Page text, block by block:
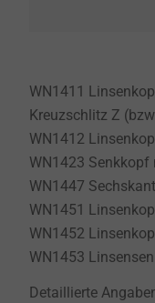
WN1411
Kreuzschlitz Z
WN1412
WN1423 Senkkopf
WN1447
WN1451
WN1452
WN1453
Detaillierte